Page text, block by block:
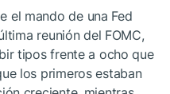
el mando de una Fed
reunión del FOMC,
tipos frente a ocho que
los primeros estaban